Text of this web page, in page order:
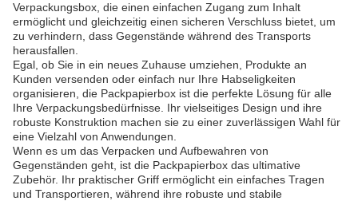
Verpackungsbox, die einen einfachen Zugang zum Inhalt
ermöglicht und gleichzeitig einen sicheren Verschluss bietet, um
zu verhindern, dass Gegenstände während des Transports
herausfallen.
Egal, ob Sie in ein neues Zuhause umziehen, Produkte an
Kunden versenden oder einfach nur Ihre Habseligkeiten
organisieren, die Packpapierbox ist die perfekte Lösung für alle
Ihre Verpackungsbedürfnisse. Ihr vielseitiges Design und ihre
robuste Konstruktion machen sie zu einer zuverlässigen Wahl für
eine Vielzahl von Anwendungen.
Wenn es um das Verpacken und Aufbewahren von
Gegenständen geht, ist die Packpapierbox das ultimative
Zubehör. Ihr praktischer Griff ermöglicht ein einfaches Tragen
und Transportieren, während ihre robuste und stabile